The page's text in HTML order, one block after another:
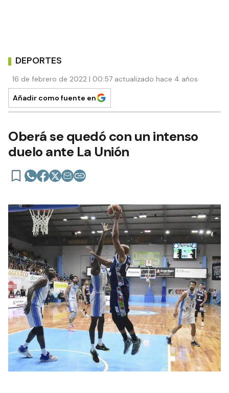
DEPORTES
16 de febrero de 2022 | 00:57 actualizado hace 4 años
Añadir como fuente en
Oberá se quedó con un intenso
duelo ante La Unión